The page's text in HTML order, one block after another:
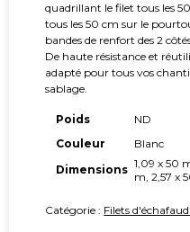
quadrillant le filet tous les
tous les 50 cm sur le
bandes de renfort des 2
De haute résistance et
adapté pour tous vos
sablage.
Poids
ND
Couleur
Blanc
Dimensions 1,09 x 50
m, 2,57 x
Catégorie : Filets